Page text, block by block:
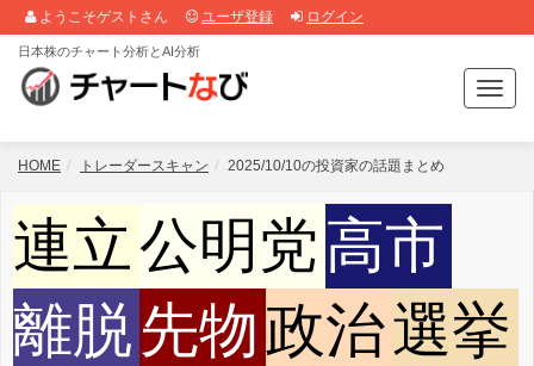
ようこそゲストさん ユーザ登録 ログイン
T
o
g
g
a
日本株のチャート分析とAI分析
HOME トレーダースキャン 2025/10/10の投資家の話題まとめ
連立公明党高市
離脱先物政治選挙